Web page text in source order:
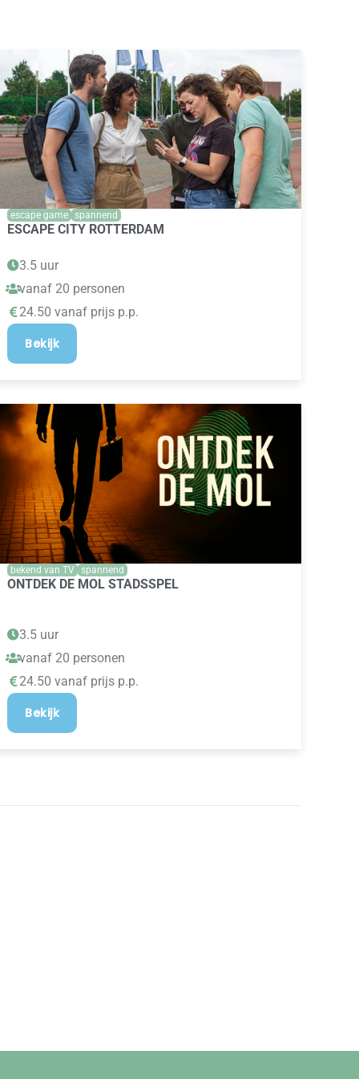
escape game spannend
ESCAPE CITY ROTTERDAM
3.5 uur
vanaf 20 personen
24.50 vanaf prijs p.p.
Bekijk
bekend van TV spannend
ONTDEK DE MOL STADSSPEL
3.5 uur
vanaf 20 personen
24.50 vanaf prijs p.p.
Bekijk